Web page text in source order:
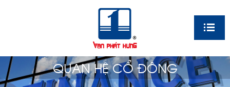
QUAN HỆ CỔ ĐÔNG